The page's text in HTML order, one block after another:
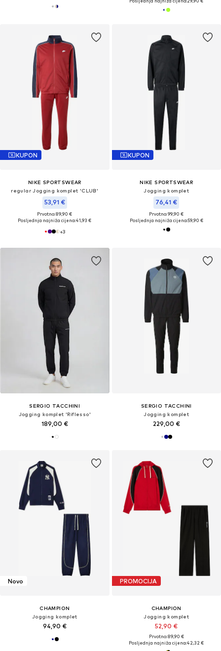
KUPON
NIKE SPORTSWEAR
regular Jogging komplet 'CLUB'
53,91 €
Prvotno: 89,90 €
Posljednja najniža cijena:41,93 €
+3
KUPON
NIKE SPORTSWEAR
Jogging komplet
76,41 €
Prvotno: 99,90 €
Posljednja najniža cijena:59,90 €
SERGIO TACCHINI
Jogging komplet 'Riflesso'
189,00 €
SERGIO TACCHINI
Jogging komplet
229,00 €
Novo
CHAMPION
Jogging komplet
94,90 €
PROMOCIJA
CHAMPION
Jogging komplet
52,90 €
Prvotno: 89,90 €
Posljednja najniža cijena:42,32 €